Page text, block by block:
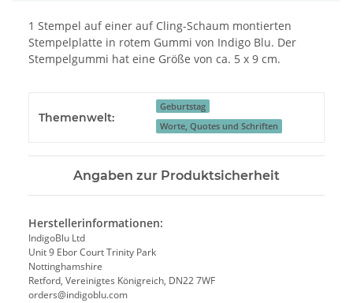
1 Stempel auf einer auf Cling-Schaum montierten
Stempelplatte in rotem Gummi von Indigo Blu. Der
Stempelgummi hat eine Größe von ca. 5 x 9 cm.
Themenwelt:
Geburtstag
Worte, Quotes und Schriften
Angaben zur Produktsicherheit
Herstellerinformationen:
IndigoBlu Ltd
Unit 9 Ebor Court Trinity Park
Nottinghamshire
Retford, Vereinigtes Königreich, DN22 7WF
orders@indigoblu.com